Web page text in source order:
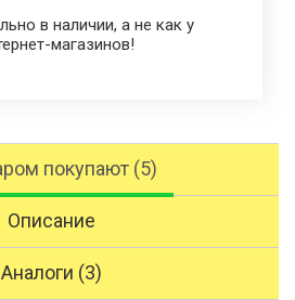
в наличии, а не как у
магазинов!
покупают (5)
Описание
Аналоги (3)